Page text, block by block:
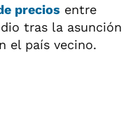
precios entre
tras la asunción
el país vecino.